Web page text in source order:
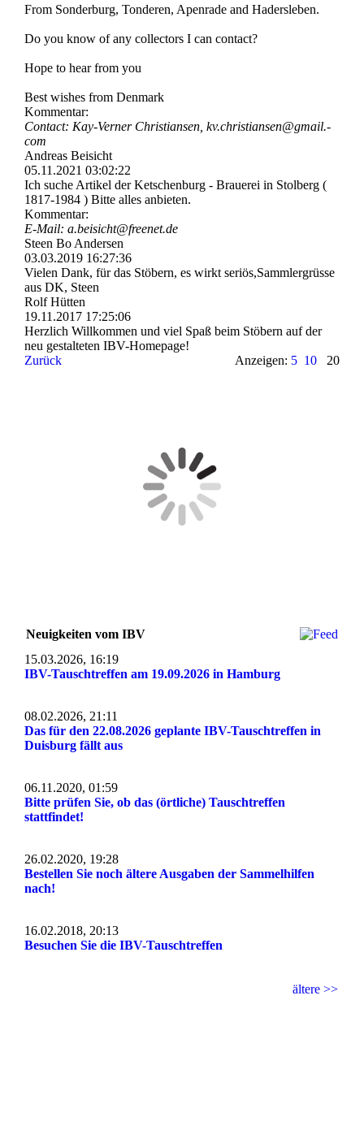
From Sonderburg, Tonderen, Apenrade and Hadersleben.
Do you know of any collectors I can contact?
Hope to hear from you
Best wishes from Denmark
Kommentar:
Contact: Kay-Verner Christiansen, kv.­christiansen@­gmail.­
com
Andreas Beisicht
05.11.2021 03:02:22
Ich suche Artikel der Ketschenburg - Brauerei in Stolberg (
1817-1984 ) Bitte alles anbieten.
Kommentar:
E-Mail: a.beisicht@freenet.de
Steen Bo Andersen
03.03.2019 16:27:36
Vielen Dank, für das Stöbern, es wirkt seriös,Sammlergrüsse
aus DK, Steen
Rolf Hütten
19.11.2017 17:25:06
Herzlich Willkommen und viel Spaß beim Stöbern auf der
neu gestalteten IBV-Homepage!
Zurück
Anzeigen: 5 10 20
Neuigkeiten vom IBV
15.03.2026, 16:19
IBV-Tauschtreffen am 19.09.2026 in Hamburg
08.02.2026, 21:11
Das für den 22.08.2026 geplante IBV-Tauschtreffen in
Duisburg fällt aus
06.11.2020, 01:59
Bitte prüfen Sie, ob das (örtliche) Tauschtreffen
stattfindet!
26.02.2020, 19:28
Bestellen Sie noch ältere Ausgaben der Sammelhilfen
nach!
16.02.2018, 20:13
Besuchen Sie die IBV-Tauschtreffen
ältere >>